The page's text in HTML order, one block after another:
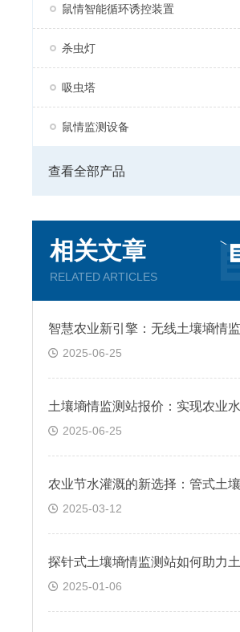
鼠情智能循环诱控装置
杀虫灯
吸虫塔
鼠情监测设备
查看全部产品
相关文章
RELATED ARTICLES
2025-06-25
2025-06-25
2025-03-12
2025-01-06